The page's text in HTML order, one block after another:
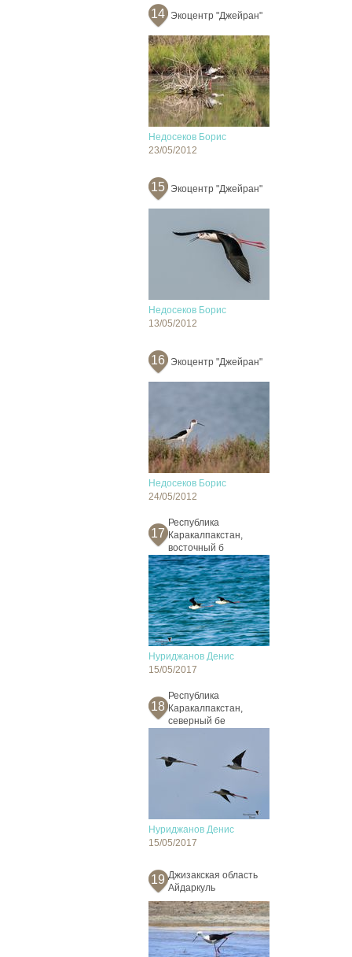
14 Экоцентр "Джейран"
Недосеков Борис
23/05/2012
15 Экоцентр "Джейран"
Недосеков Борис
13/05/2012
16 Экоцентр "Джейран"
Недосеков Борис
24/05/2012
17
Республика
Каракалпакстан,
восточный б
Нуриджанов Денис
15/05/2017
18
Республика
Каракалпакстан,
северный бе
Нуриджанов Денис
15/05/2017
19 Джизакская область
Айдаркуль